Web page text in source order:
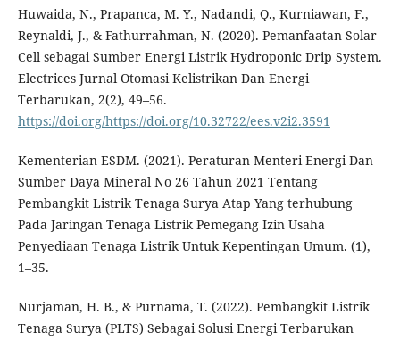
Huwaida, N., Prapanca, M. Y., Nadandi, Q., Kurniawan, F.,
Reynaldi, J., & Fathurrahman, N. (2020). Pemanfaatan Solar
Cell sebagai Sumber Energi Listrik Hydroponic Drip System.
Electrices Jurnal Otomasi Kelistrikan Dan Energi
Terbarukan, 2(2), 49–56.
https://doi.org/https://doi.org/10.32722/ees.v2i2.3591
Kementerian ESDM. (2021). Peraturan Menteri Energi Dan
Sumber Daya Mineral No 26 Tahun 2021 Tentang
Pembangkit Listrik Tenaga Surya Atap Yang terhubung
Pada Jaringan Tenaga Listrik Pemegang Izin Usaha
Penyediaan Tenaga Listrik Untuk Kepentingan Umum. (1),
1–35.
Nurjaman, H. B., & Purnama, T. (2022). Pembangkit Listrik
Tenaga Surya (PLTS) Sebagai Solusi Energi Terbarukan